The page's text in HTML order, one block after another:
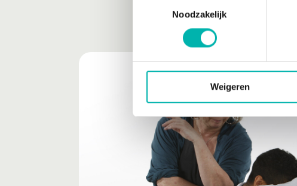
Noodzakelijk
Weigeren